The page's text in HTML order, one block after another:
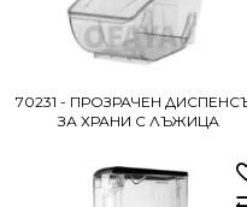
70231 - ПРОЗРАЧЕН
ЗА ХРАНИ С ЛЪЖИЦА